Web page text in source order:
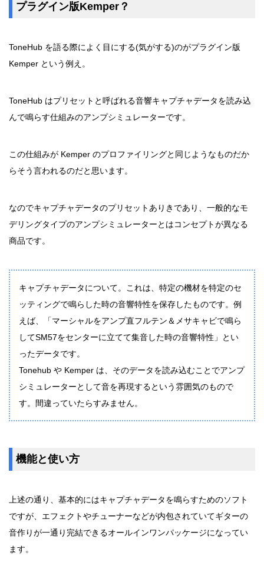
プラグイン版Kemper？
ToneHub を語る際によく目にする(気がする)のがプラグイン版
Kemper という例え。
ToneHub はプリセットと呼ばれる音響キャプチャデータを読み込
んで鳴らす仕組みのアンプシミュレーターです。
この仕組みが Kemper のプロファイリングと同じようなものだか
らそう言われるのだと思います。
なのでキャプチャデータのプリセットありきであり、一般的なモ
デリングタイプのアンプシミュレーターとはコンセプトが異なる
商品です。
キャプチャデータについて。これは、特定の機材を特定のセ
ッティングで鳴らした時の音響特性を保存したものです。例
えば、「マーシャルをアンプ直フルテン＆メサキャビで鳴ら
してSM57をセンターに立てて集音した時の音響特性」とい
ったデータです。
Tonehub や Kemper は、そのデータを読み込むことでアンプ
シミュレーターとして音を再現するという雰囲気のもので
す。間違っていたらすみません。
機能と使い方
上述の通り、基本的にはキャプチャデータを鳴らすためのソフト
ですが、エフェクトやチューナーなどが内包されていてギターの
音作りが一通り完結できるオールインワンパッケージになってい
ます。